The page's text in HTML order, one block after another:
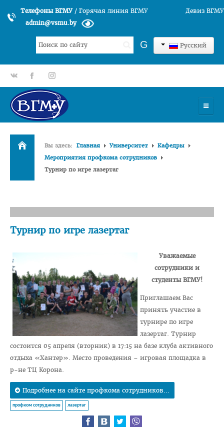
Телефоны ВГМУ/ Горячая линия ВГМУ
Девиз ВГМУ
admin@vsmu.by
Русский
Искать... G
gp fb tt
УНИВЕРСИТЕТ
История университета
Структура ВГМУ
Факультеты
Фармацевтический
Стоматологический
Подготовки иностранных граждан
Довузовской подготовки
ФПКиП по педагогике и психологии
Повышения квалификации и переподготовки кадров
Подразделения
Система менеджмента качества
Идеологическая и воспитательная работа в вузе
Вы здесь: Главная Университет
Кафедры
Мероприятия профкома сотрудников
Турнир по игре лазертаг
Турнир по игре лазертаг
Уважаемые
сотрудники и
студенты ВГМУ!
Приглашаем Вас
принять участие в
турнире по игре
лазертаг. Турнир
состоится 05 апреля (вторник) в 17:15 на базе клуба активного
отдыха «Хантер». Место проведения – игровая площадка в
р-не ТЦ Корона.
Подробнее на сайте профкома сотрудников...
профком сотрудников лазертаг